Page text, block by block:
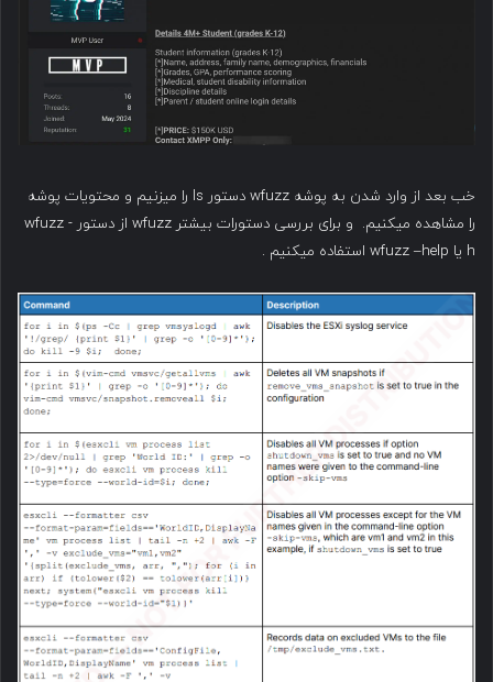
خب بعد از وارد شدن به پوشه wfuzz دستور ls را میزنیم و محتویات پوشه
را مشاهده میکنیم. و برای بررسی دستورات بیشتر wfuzz از دستور wfuzz -
h یا wfuzz –help استفاده میکنیم .